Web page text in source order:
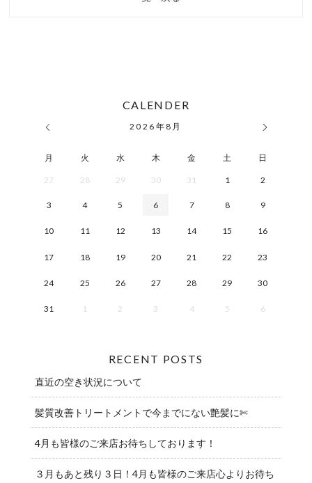
CALENDER
2026 年 8月
月 火 水 木 金 土 日
27 28 29 30 31 1 2
3 4 5 6 7 8 9
10 11 12 13 14 15 16
17 18 19 20 21 22 23
24 25 26 27 28 29 30
31 1 2 3 4 5 6
RECENT POSTS
直近の空き状況について
髪質改善トリートメントで今までにない艶髪に✄
4月も皆様のご来店お待ちしております！
３月もあと残り３日！4月も皆様のご来店心よりお待ち